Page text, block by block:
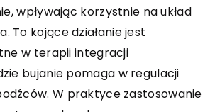
wpływając korzystnie na układ
To kojące działanie jest
w terapii integracji
bujanie pomaga w regulacji
W praktyce zastosowanie